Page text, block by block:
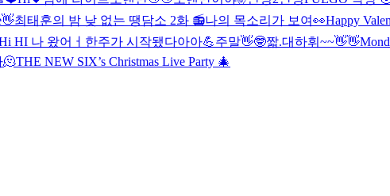
최태훈의 밤 낮 없는 땡담소 2화 📻나의 목소리가 보여👀Happy
HI 나 왔어ㅓ 한주가 시작됐다아아💪주말👋🤓짧.대하휘~~👋👋
🫠THE NEW SIX’s Christmas Live Party 🎄